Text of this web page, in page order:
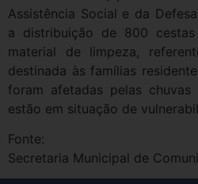
Assistência Social e da
a distribuição de 800
material de limpeza,
destinada às famílias
foram afetadas pelas
estão em situação de
Fonte:
Secretaria Municipal de